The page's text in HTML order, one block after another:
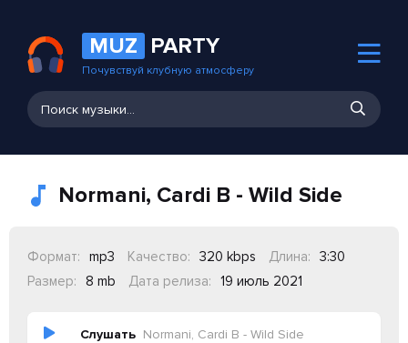
MUZ PARTY
Почувствуй клубную атмосферу
Normani, Cardi B - Wild Side
Формат: mp3 Качество: 320 kbps Длина:
3:30
Размер:
8 mb Дата релиза: 19 июль 2021
Слушать Normani, Cardi B - Wild Side